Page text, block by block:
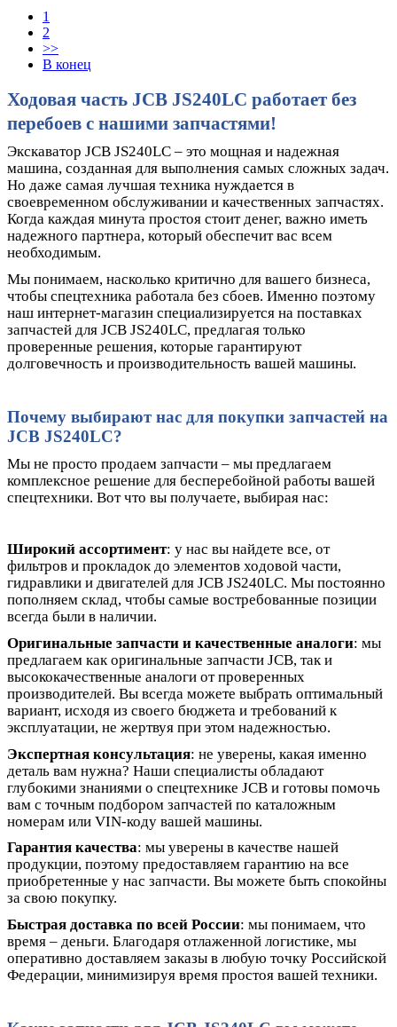
1
2
>>
В конец
Ходовая часть JCB JS240LC работает без
перебоев с нашими запчастями!
Экскаватор JCB JS240LC – это мощная и надежная
машина, созданная для выполнения самых сложных задач.
Но даже самая лучшая техника нуждается в
своевременном обслуживании и качественных запчастях.
Когда каждая минута простоя стоит денег, важно иметь
надежного партнера, который обеспечит вас всем
необходимым.
Мы понимаем, насколько критично для вашего бизнеса,
чтобы спецтехника работала без сбоев. Именно поэтому
наш интернет-магазин специализируется на поставках
запчастей для JCB JS240LC, предлагая только
проверенные решения, которые гарантируют
долговечность и производительность вашей машины.
Почему выбирают нас для покупки запчастей на
JCB JS240LC?
Мы не просто продаем запчасти – мы предлагаем
комплексное решение для бесперебойной работы вашей
спецтехники. Вот что вы получаете, выбирая нас:
Широкий ассортимент: у нас вы найдете все, от
фильтров и прокладок до элементов ходовой части,
гидравлики и двигателей для JCB JS240LC. Мы постоянно
пополняем склад, чтобы самые востребованные позиции
всегда были в наличии.
Оригинальные запчасти и качественные аналоги: мы
предлагаем как оригинальные запчасти JCB, так и
высококачественные аналоги от проверенных
производителей. Вы всегда можете выбрать оптимальный
вариант, исходя из своего бюджета и требований к
эксплуатации, не жертвуя при этом надежностью.
Экспертная консультация: не уверены, какая именно
деталь вам нужна? Наши специалисты обладают
глубокими знаниями о спецтехнике JCB и готовы помочь
вам с точным подбором запчастей по каталожным
номерам или VIN-коду вашей машины.
Гарантия качества: мы уверены в качестве нашей
продукции, поэтому предоставляем гарантию на все
приобретенные у нас запчасти. Вы можете быть спокойны
за свою покупку.
Быстрая доставка по всей России: мы понимаем, что
время – деньги. Благодаря отлаженной логистике, мы
оперативно доставляем заказы в любую точку Российской
Федерации, минимизируя время простоя вашей техники.